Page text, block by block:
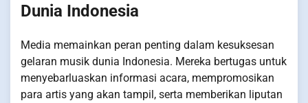
Dunia Indonesia
Media memainkan peran penting dalam kesuksesan
gelaran musik dunia Indonesia. Mereka bertugas untuk
menyebarluaskan informasi acara, mempromosikan
para artis yang akan tampil, serta memberikan liputan